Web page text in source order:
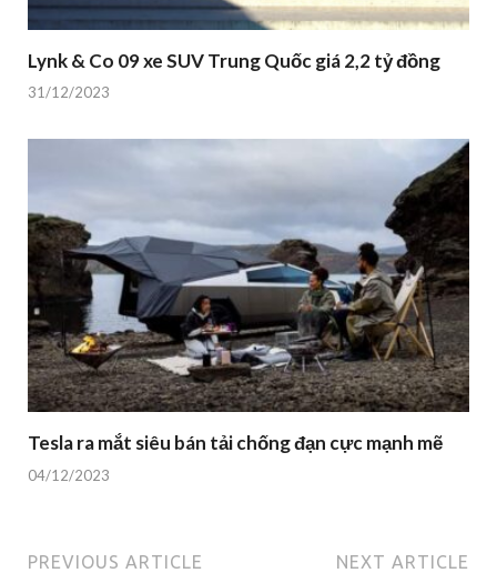
Lynk & Co 09 xe SUV Trung Quốc giá 2,2 tỷ đồng
31/12/2023
Tesla ra mắt siêu bán tải chống đạn cực mạnh mẽ
04/12/2023
PREVIOUS ARTICLE NEXT ARTICLE